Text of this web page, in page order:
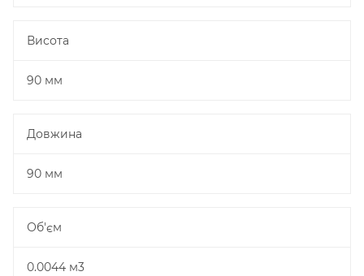
Висота
90 мм
Довжина
90 мм
Об'єм
0.0044 м3